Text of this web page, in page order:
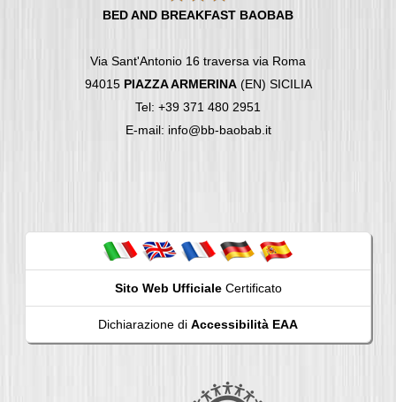
BED AND BREAKFAST BAOBAB
Via Sant'Antonio 16 traversa via Roma
94015 PIAZZA ARMERINA(EN) SICILIA
Tel: +39 371 480 2951
E-mail: info@bb-baobab.it
Sito Web UfficialeCertificato
Dichiarazione di Accessibilità EAA